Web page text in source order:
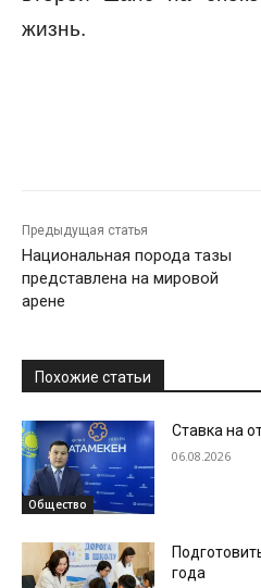
жизнь.
Предыдущая статья
Национальная порода тазы
представлена на мировой
арене
Похожие статьи
Общество
Ставка на
06.08.2026
года